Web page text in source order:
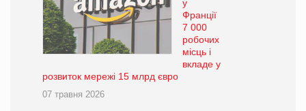
у
Франції
7 000
робочих
місць і
вкладе у
розвиток мережі 15 млрд євро
07 травня 2026